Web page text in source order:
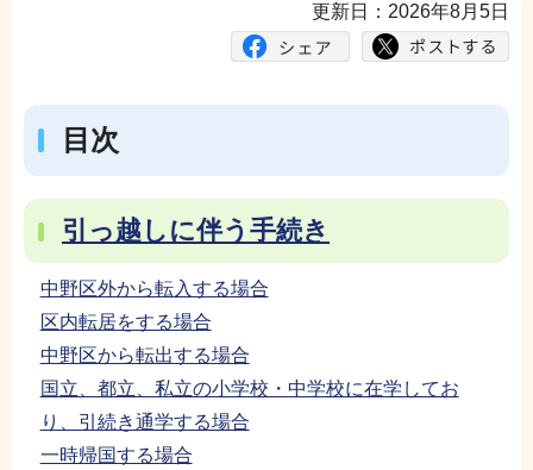
更新日：2026年8月5日
目次
引っ越しに伴う手続き
中野区外から転入する場合
区内転居をする場合
中野区から転出する場合
国立、都立、私立の小学校・中学校に在学してお
り、引続き通学する場合
一時帰国する場合